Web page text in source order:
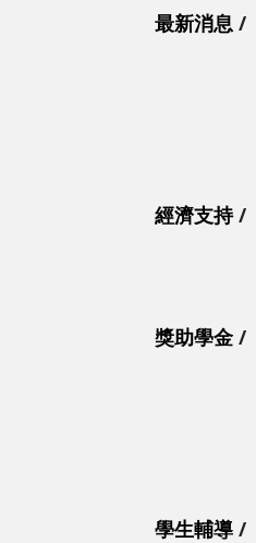
最新消息
經濟支持
獎助學金
學生輔導